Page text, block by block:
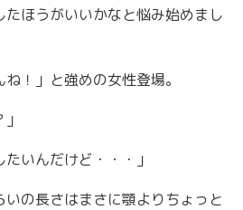
たほうがいいかなと悩み始めまし
！」と強めの女性登場。
いんだけど・・・」
の長さはまさに顎よりちょっと